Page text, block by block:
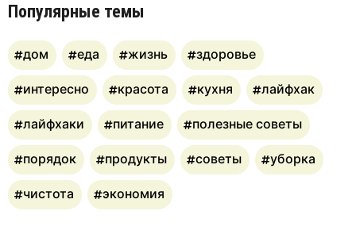
Популярные темы
дом еда жизнь здоровье
интересно красота кухня лайфхак
лайфхаки питание полезные советы
порядок продукты советы уборка
чистота экономия